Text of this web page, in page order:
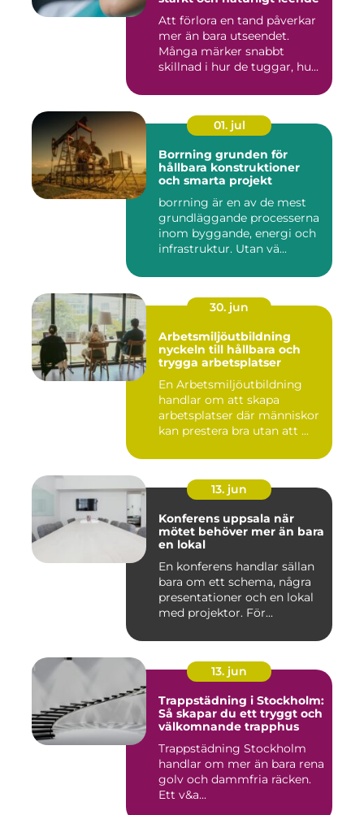
Att förlora en tand påverkar
mer än bara utseendet.
Många märker snabbt
skillnad i hur de tuggar, hu...
01. jul
Borrning grunden för
hållbara konstruktioner
och smarta projekt
borrning är en av de mest
grundläggande processerna
inom byggande, energi och
infrastruktur. Utan vä...
30. jun
Arbetsmiljöutbildning
nyckeln till hållbara och
trygga arbetsplatser
En Arbetsmiljöutbildning
handlar om att skapa
arbetsplatser där människor
kan prestera bra utan att ...
13. jun
Konferens uppsala när
mötet behöver mer än bara
en lokal
En konferens handlar sällan
bara om ett schema, några
presentationer och en lokal
med projektor. För...
13. jun
Trappstädning i Stockholm:
Så skapar du ett tryggt och
välkomnande trapphus
Trappstädning Stockholm
handlar om mer än bara rena
golv och dammfria räcken.
Ett v&a...